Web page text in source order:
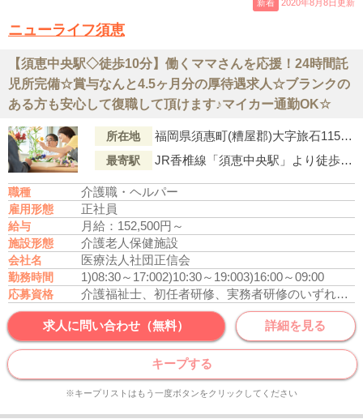
新着 2020年8月8日更新
ニューライフ須恵
【須恵中央駅◇徒歩10分】働くママさんを応援！24時間託
児所完備☆賞与なんと4.5ヶ月分の厚待遇求人☆ブランクの
ある方も安心して復職して頂けます♪マイカー通勤OK☆
所在地 福岡県須惠町(糟屋郡)大字旅石115－483
最寄駅 JR香椎線「須恵中央駅」より徒歩10分
職種 介護職・ヘルパー
雇用形態 正社員
給与 月給：152,500円～
施設形態 介護老人保健施設
会社名 医療法人社団正信会
勤務時間 1)08:30～17:002)10:30～19:003)16:00～09:00
応募資格 介護福祉士、初任者研修、実務者研修のいずれかの資格をお持ちの方
求人に問い合わせ（無料） 詳細を見る
キープする
※キープリストはもう一度ボタンをクリックしてください